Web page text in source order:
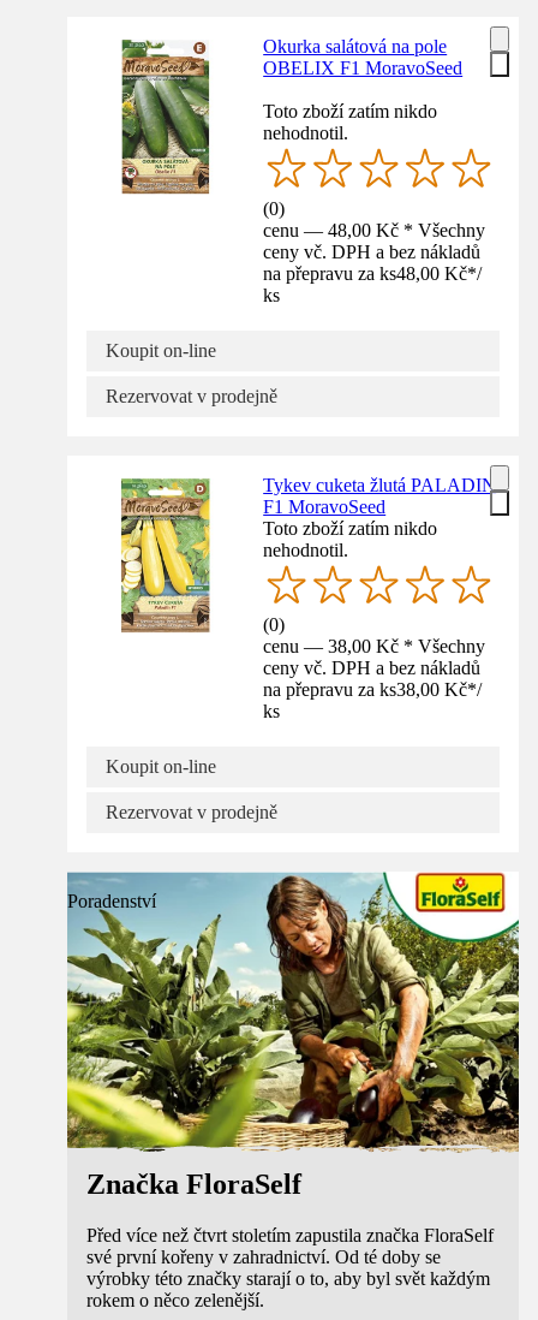
Okurka salátová na pole
OBELIX F1 MoravoSeed
Toto zboží zatím nikdo
nehodnotil.
(0)
cenu — 48,00 Kč * Všechny
ceny vč. DPH a bez nákladů
na přepravu za ks48,00 Kč*/
ks
Koupit on-line
Rezervovat v prodejně
Tykev cuketa žlutá PALADIN
F1 MoravoSeed
Toto zboží zatím nikdo
nehodnotil.
(0)
cenu — 38,00 Kč * Všechny
ceny vč. DPH a bez nákladů
na přepravu za ks38,00 Kč*/
ks
Koupit on-line
Rezervovat v prodejně
Poradenství
Značka FloraSelf
Před více než čtvrt stoletím zapustila značka FloraSelf
své první kořeny v zahradnictví. Od té doby se
výrobky této značky starají o to, aby byl svět každým
rokem o něco zelenější.